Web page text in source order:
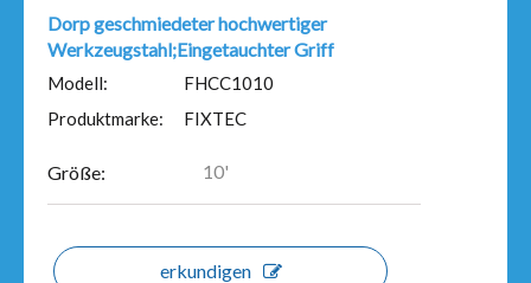
Dorp geschmiedeter hochwertiger
Werkzeugstahl;Eingetauchter Griff
Modell:
FHCC1010
Produktmarke:
FIXTEC
Größe: 10'
erkundigen